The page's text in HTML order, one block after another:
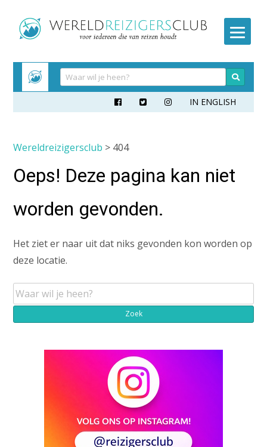
naar
inhoud
   IN ENGLISH
Wereldreizigersclub > 404
Oeps! Deze pagina kan niet
worden gevonden.
Het ziet er naar uit dat niks gevonden kon worden op
deze locatie.